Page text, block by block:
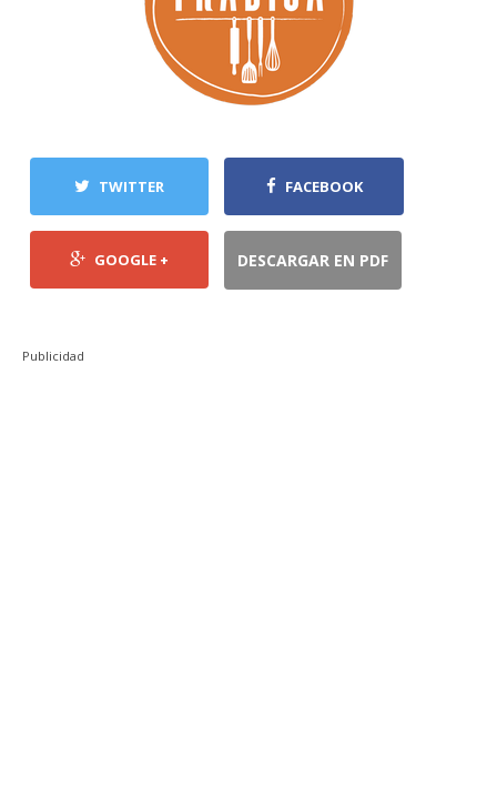
TWITTER FACEBOOK
GOOGLE + DESCARGAR EN PDF
Publicidad